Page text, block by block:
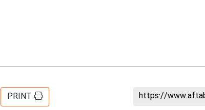
https://
PRINT